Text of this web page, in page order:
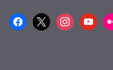
facebook
x instagramyoutube